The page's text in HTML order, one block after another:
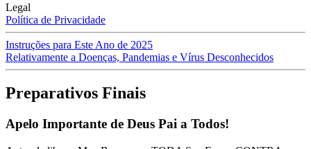
Legal
Política de Privacidade
Instruções para Este Ano de 2025
Relativamente a Doenças, Pandemias e Vírus Desconhecidos
Preparativos Finais
Apelo Importante de Deus Pai a Todos!